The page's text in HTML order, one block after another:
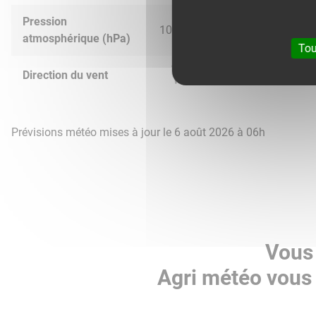
Pression
atmosphérique (hPa)
1022.0
Direction du vent
Prévisions météo mises à jour le 6 août 2026 à 06h
Agri météo